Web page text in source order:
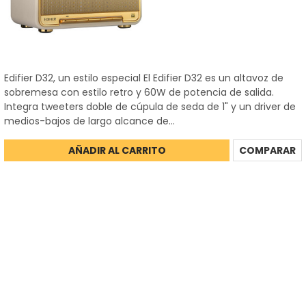
Edifier D32, un estilo especial El Edifier D32 es un altavoz de
sobremesa con estilo retro y 60W de potencia de salida.
Integra tweeters doble de cúpula de seda de 1" y un driver de
medios-bajos de largo alcance de...
AÑADIR AL CARRITO COMPARAR